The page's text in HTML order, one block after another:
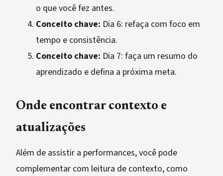
o que você fez antes.
Conceito chave: Dia 6: refaça com foco em
tempo e consistência.
Conceito chave: Dia 7: faça um resumo do
aprendizado e defina a próxima meta.
Onde encontrar contexto e
atualizações
Além de assistir a performances, você pode
complementar com leitura de contexto, como